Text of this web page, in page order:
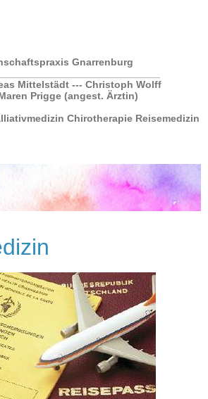
Gnarrenburg
Mittelstädt --- Christoph Wolff
Prigge (angest. Ärztin)
Chirotherapie Reisemedizin